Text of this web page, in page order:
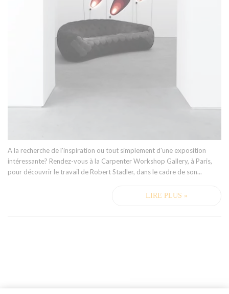
A la recherche de l'inspiration ou tout simplement d'une exposition
intéressante? Rendez-vous à la Carpenter Workshop Gallery, à Paris,
pour découvrir le travail de Robert Stadler, dans le cadre de son...
LIRE PLUS »